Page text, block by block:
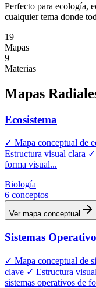
Perfecto para ecología,
cualquier tema donde
19
Mapas
9
Materias
Mapas
Ecosistema
✓ Mapa conceptual de
Estructura visual clara
forma visual...
Biología
6 conceptos
Ver mapa conceptual
Sistemas
✓ Mapa conceptual de
clave ✓ Estructura
sistemas operativos de fo